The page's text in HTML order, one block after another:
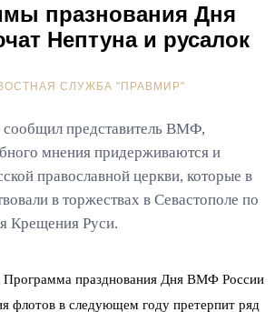
празнования Дня
Нептуна и русалок
СЛУЖБА "ПРАВМИР"
сообщил представитель ВМФ,
мнения придерживаются и
православной церкви, которые в
в торжествах в Севастополе по
Крещения Руси.
празднования Дня ВМФ России
флотов в следующем году претерпит ряд